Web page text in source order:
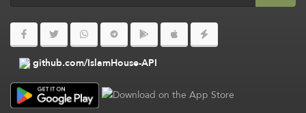
github.com/IslamHouse-API